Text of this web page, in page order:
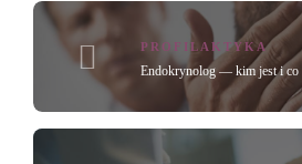
PROFILAKTYKA
Endokrynolog — kim jest i co